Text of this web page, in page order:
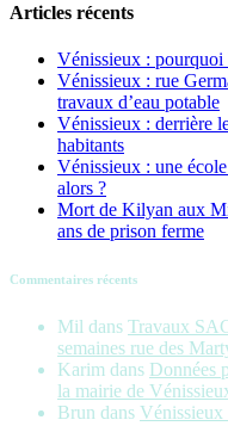
Articles récents
Vénissieux : pourquoi
Vénissieux : rue
travaux d’eau potable
Vénissieux : derrière
habitants
Vénissieux : une
alors ?
Mort de Kilyan aux
ans de prison ferme
Commentaires récents
Mil dans Travaux
semaines rue des
Karim dans Données
la mairie de
Brun dans Vénissieux